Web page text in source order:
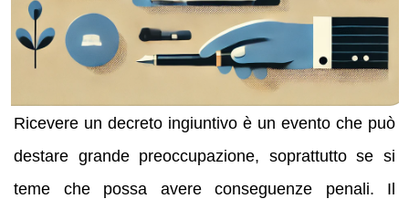
Ricevere un decreto ingiuntivo è un evento che può
destare grande preoccupazione, soprattutto se si
teme che possa avere conseguenze penali. Il